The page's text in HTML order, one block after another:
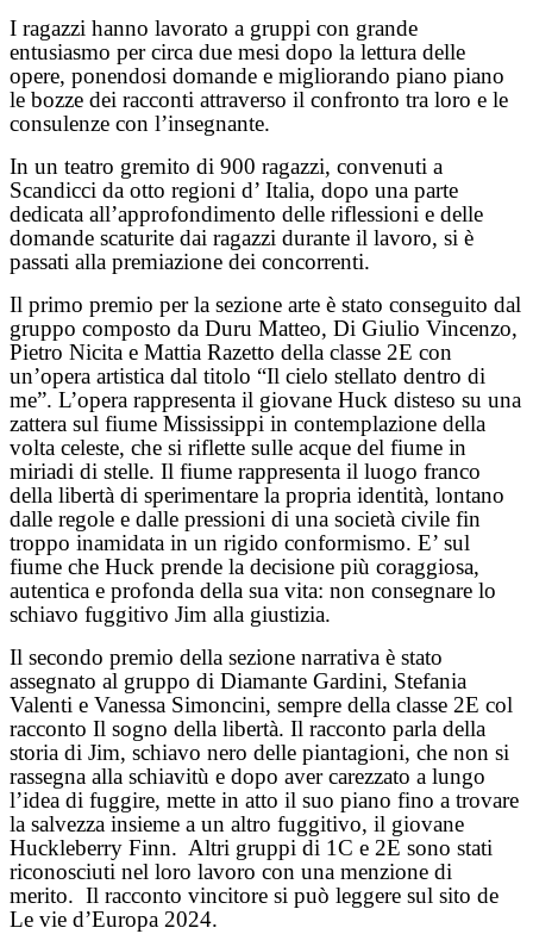
I ragazzi hanno lavorato a gruppi con grande
entusiasmo per circa due mesi dopo la lettura delle
opere, ponendosi domande e migliorando piano piano
le bozze dei racconti attraverso il confronto tra loro e le
consulenze con l’insegnante.
In un teatro gremito di 900 ragazzi, convenuti a
Scandicci da otto regioni d’ Italia, dopo una parte
dedicata all’approfondimento delle riflessioni e delle
domande scaturite dai ragazzi durante il lavoro, si è
passati alla premiazione dei concorrenti.
Il primo premio per la sezione arte è stato conseguito dal
gruppo composto da Duru Matteo, Di Giulio Vincenzo,
Pietro Nicita e Mattia Razetto della classe 2E con
un’opera artistica dal titolo “Il cielo stellato dentro di
me”. L’opera rappresenta il giovane Huck disteso su una
zattera sul fiume Mississippi in contemplazione della
volta celeste, che si riflette sulle acque del fiume in
miriadi di stelle. Il fiume rappresenta il luogo franco
della libertà di sperimentare la propria identità, lontano
dalle regole e dalle pressioni di una società civile fin
troppo inamidata in un rigido conformismo. E’ sul
fiume che Huck prende la decisione più coraggiosa,
autentica e profonda della sua vita: non consegnare lo
schiavo fuggitivo Jim alla giustizia.
Il secondo premio della sezione narrativa è stato
assegnato al gruppo di Diamante Gardini, Stefania
Valenti e Vanessa Simoncini, sempre della classe 2E col
racconto Il sogno della libertà. Il racconto parla della
storia di Jim, schiavo nero delle piantagioni, che non si
rassegna alla schiavitù e dopo aver carezzato a lungo
l’idea di fuggire, mette in atto il suo piano fino a trovare
la salvezza insieme a un altro fuggitivo, il giovane
Huckleberry Finn. Altri gruppi di 1C e 2E sono stati
riconosciuti nel loro lavoro con una menzione di
merito. Il racconto vincitore si può leggere sul sito de
Le vie d’Europa 2024.